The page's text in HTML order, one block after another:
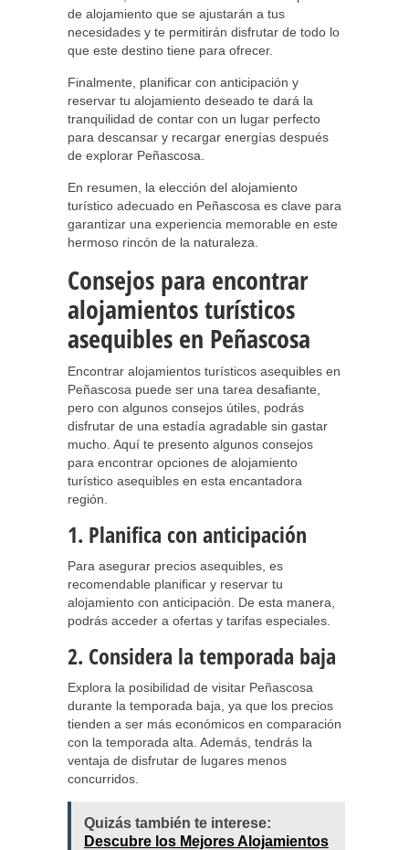
de alojamiento que se ajustarán a tus
necesidades y te permitirán disfrutar de todo lo
que este destino tiene para ofrecer.
Finalmente, planificar con anticipación y
reservar tu alojamiento deseado te dará la
tranquilidad de contar con un lugar perfecto
para descansar y recargar energías después
de explorar Peñascosa.
En resumen, la elección del alojamiento
turístico adecuado en Peñascosa es clave para
garantizar una experiencia memorable en este
hermoso rincón de la naturaleza.
Consejos para encontrar
alojamientos turísticos
asequibles en Peñascosa
Encontrar alojamientos turísticos asequibles en
Peñascosa puede ser una tarea desafiante,
pero con algunos consejos útiles, podrás
disfrutar de una estadía agradable sin gastar
mucho. Aquí te presento algunos consejos
para encontrar opciones de alojamiento
turístico asequibles en esta encantadora
región.
1. Planifica con anticipación
Para asegurar precios asequibles, es
recomendable planificar y reservar tu
alojamiento con anticipación. De esta manera,
podrás acceder a ofertas y tarifas especiales.
2. Considera la temporada baja
Explora la posibilidad de visitar Peñascosa
durante la temporada baja, ya que los precios
tienden a ser más económicos en comparación
con la temporada alta. Además, tendrás la
ventaja de disfrutar de lugares menos
concurridos.
Quizás también te interese:
Descubre los Mejores Alojamientos